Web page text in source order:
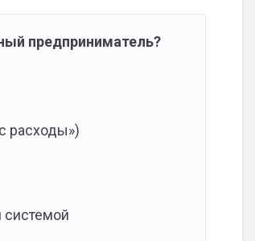
предприниматель?
расходы»)